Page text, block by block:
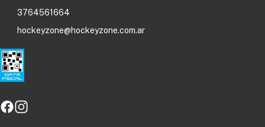
3764561664
hockeyzone@hockeyzone.com.ar